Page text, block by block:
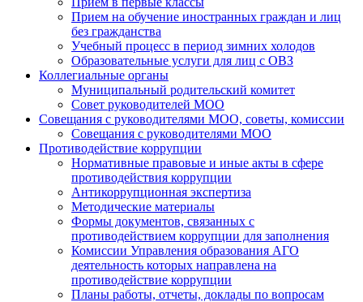
Прием на обучение иностранных граждан и лиц
без гражданства
Учебный процесс в период зимних холодов
Образовательные услуги для лиц с ОВЗ
Коллегиальные органы
Муниципальный родительский комитет
Совет руководителей МОО
Совещания с руководителями МОО, советы, комиссии
Совещания с руководителями МОО
Противодействие коррупции
Нормативные правовые и иные акты в сфере
противодействия коррупции
Антикоррупционная экспертиза
Методические материалы
Формы документов, связанных с
противодействием коррупции для заполнения
Комиссии Управления образования АГО
деятельность которых направлена на
противодействие коррупции
Планы работы, отчеты, доклады по вопросам